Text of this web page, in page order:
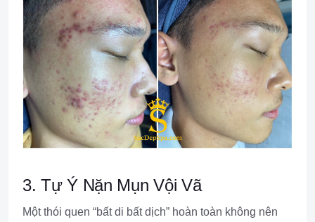
3. Tự Ý Nặn Mụn Vội Vã
Một thói quen “bất di bất dịch” hoàn toàn không nên